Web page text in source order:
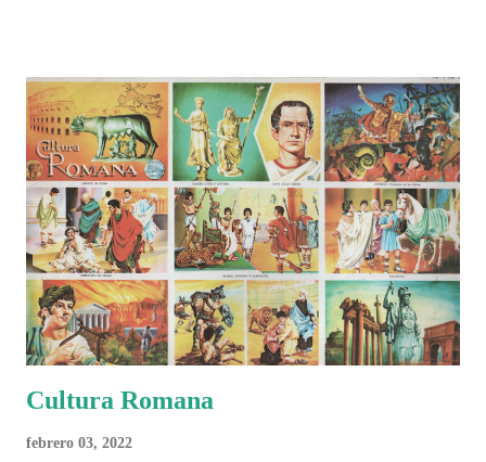
2026 ¿Un punto de quiebre?" Este especial de Pancracio Deportivo no
busca decir únicamente quién ganó o quién perdió. Busca responder si
este Mundial marcó un antes y un después en la forma de entender el
deporte, la identidad nacional, la globalización, la comercialización y
el papel del fútbol como reflejo de nuestras sociedades . Son 230
páginas de análisis, ilustraciones originales y ...
Cultura Romana
febrero 03, 2022